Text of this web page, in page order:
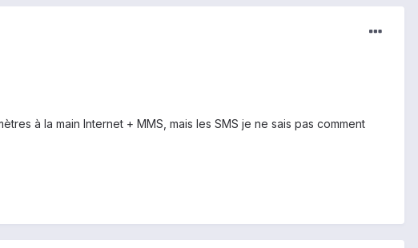
à la main Internet + MMS, mais les SMS je ne sais pas comment